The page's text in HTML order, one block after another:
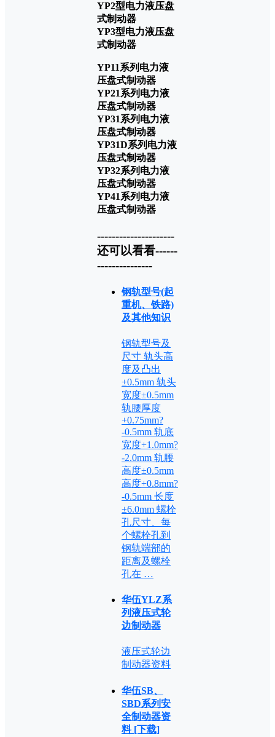
YP2型电力液压盘
式制动器
YP3型电力液压盘
式制动器
YP11系列电力液
压盘式制动器
YP21系列电力液
压盘式制动器
YP31系列电力液
压盘式制动器
YP31D系列电力液
压盘式制动器
YP32系列电力液
压盘式制动器
YP41系列电力液
压盘式制动器
---------------------
还可以看看------
---------------
钢轨型号(起
重机、铁路)
及其他知识
钢轨型号及
尺寸 轨头高
度及凸出
±0.5mm 轨头
宽度±0.5mm
轨腰厚度
+0.75mm?
-0.5mm 轨底
宽度+1.0mm?
-2.0mm 轨腰
高度±0.5mm
高度+0.8mm?
-0.5mm 长度
±6.0mm 螺栓
孔尺寸、每
个螺栓孔到
钢轨端部的
距离及螺栓
孔在 …
华伍YLZ系
列液压式轮
边制动器
液压式轮边
制动器资料
华伍SB、
SBD系列安
全制动器资
料 [下载]